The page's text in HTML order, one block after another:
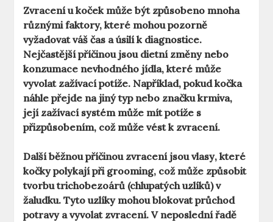
Zvracení u koček může být způsobeno mnoha
různými faktory, které mohou pozorně
vyžadovat váš čas a úsilí k diagnostice.
Nejčastější příčinou jsou dietní změny nebo
konzumace nevhodného jídla, které může
vyvolat zažívací potíže. Například, pokud kočka
náhle přejde na jiný typ nebo značku krmiva,
její zažívací systém může mít potíže s
přizpůsobením, což může vést k zvracení.
Další běžnou příčinou zvracení jsouvlasy, které
kočky polykají při grooming, což může způsobit
tvorbu trichobezoárů (chlupatých uzlíků) v
žaludku. Tyto uzlíky mohou blokovat průchod
potravy a vyvolat zvracení. V neposlední řadě